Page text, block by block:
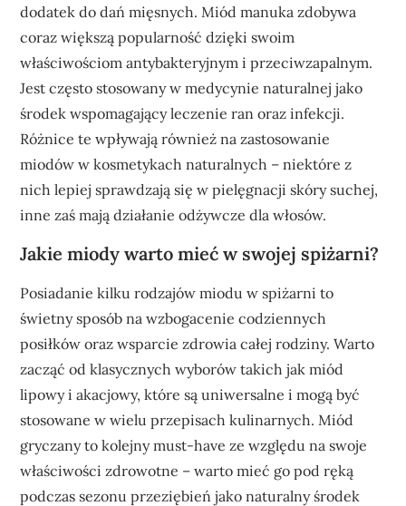
dodatek do dań mięsnych. Miód manuka zdobywa
coraz większą popularność dzięki swoim
właściwościom antybakteryjnym i przeciwzapalnym.
Jest często stosowany w medycynie naturalnej jako
środek wspomagający leczenie ran oraz infekcji.
Różnice te wpływają również na zastosowanie
miodów w kosmetykach naturalnych – niektóre z
nich lepiej sprawdzają się w pielęgnacji skóry suchej,
inne zaś mają działanie odżywcze dla włosów.
Jakie miody warto mieć w swojej spiżarni?
Posiadanie kilku rodzajów miodu w spiżarni to
świetny sposób na wzbogacenie codziennych
posiłków oraz wsparcie zdrowia całej rodziny. Warto
zacząć od klasycznych wyborów takich jak miód
lipowy i akacjowy, które są uniwersalne i mogą być
stosowane w wielu przepisach kulinarnych. Miód
gryczany to kolejny must-have ze względu na swoje
właściwości zdrowotne – warto mieć go pod ręką
podczas sezonu przeziębień jako naturalny środek